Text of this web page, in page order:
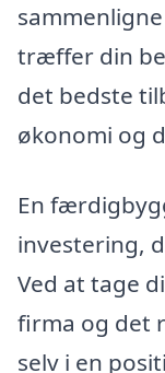
træffer din
det bedste
økonomi og
En
investering,
Ved at tage
firma og det
selv i en